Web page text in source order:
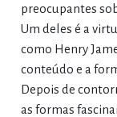
preocupantes
Um deles é a
como Henry
conteúdo e a
Depois de
as formas